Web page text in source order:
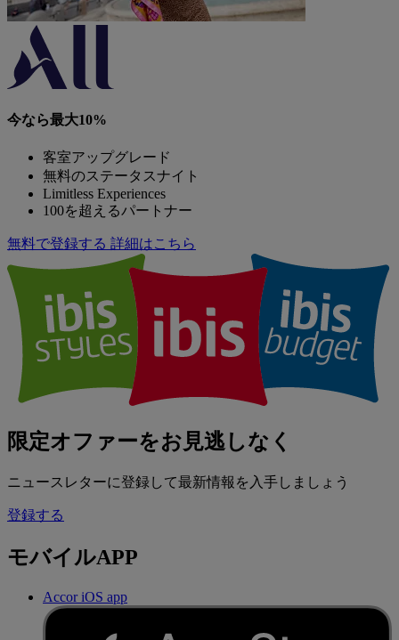
今なら最大10%
客室アップグレード
無料のステータスナイト
Limitless Experiences
100を超えるパートナー
無料で登録する 詳細はこちら
限定オファーをお見逃しなく
ニュースレターに登録して最新情報を入手しましょう
登録する
モバイルAPP
Accor iOS app